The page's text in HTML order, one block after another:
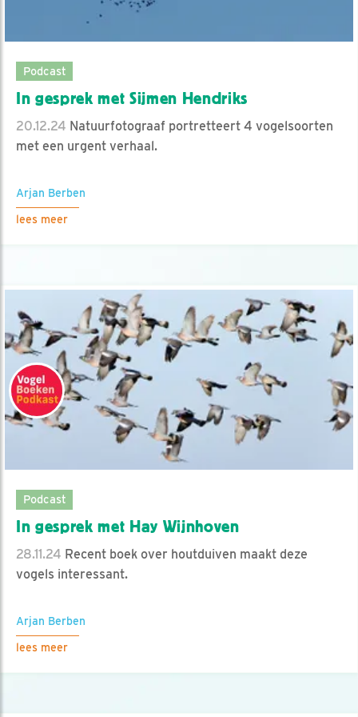
Podcast
In gesprek met Sijmen Hendriks
20.12.24 Natuurfotograaf portretteert 4 vogelsoorten
met een urgent verhaal.
Arjan Berben
lees meer
Podcast
In gesprek met Hay Wijnhoven
28.11.24 Recent boek over houtduiven maakt deze
vogels interessant.
Arjan Berben
lees meer